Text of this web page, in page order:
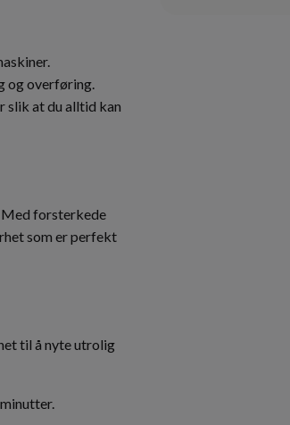
og overføring.
slik at du alltid kan
Med forsterkede
som er perfekt
til å nyte utrolig